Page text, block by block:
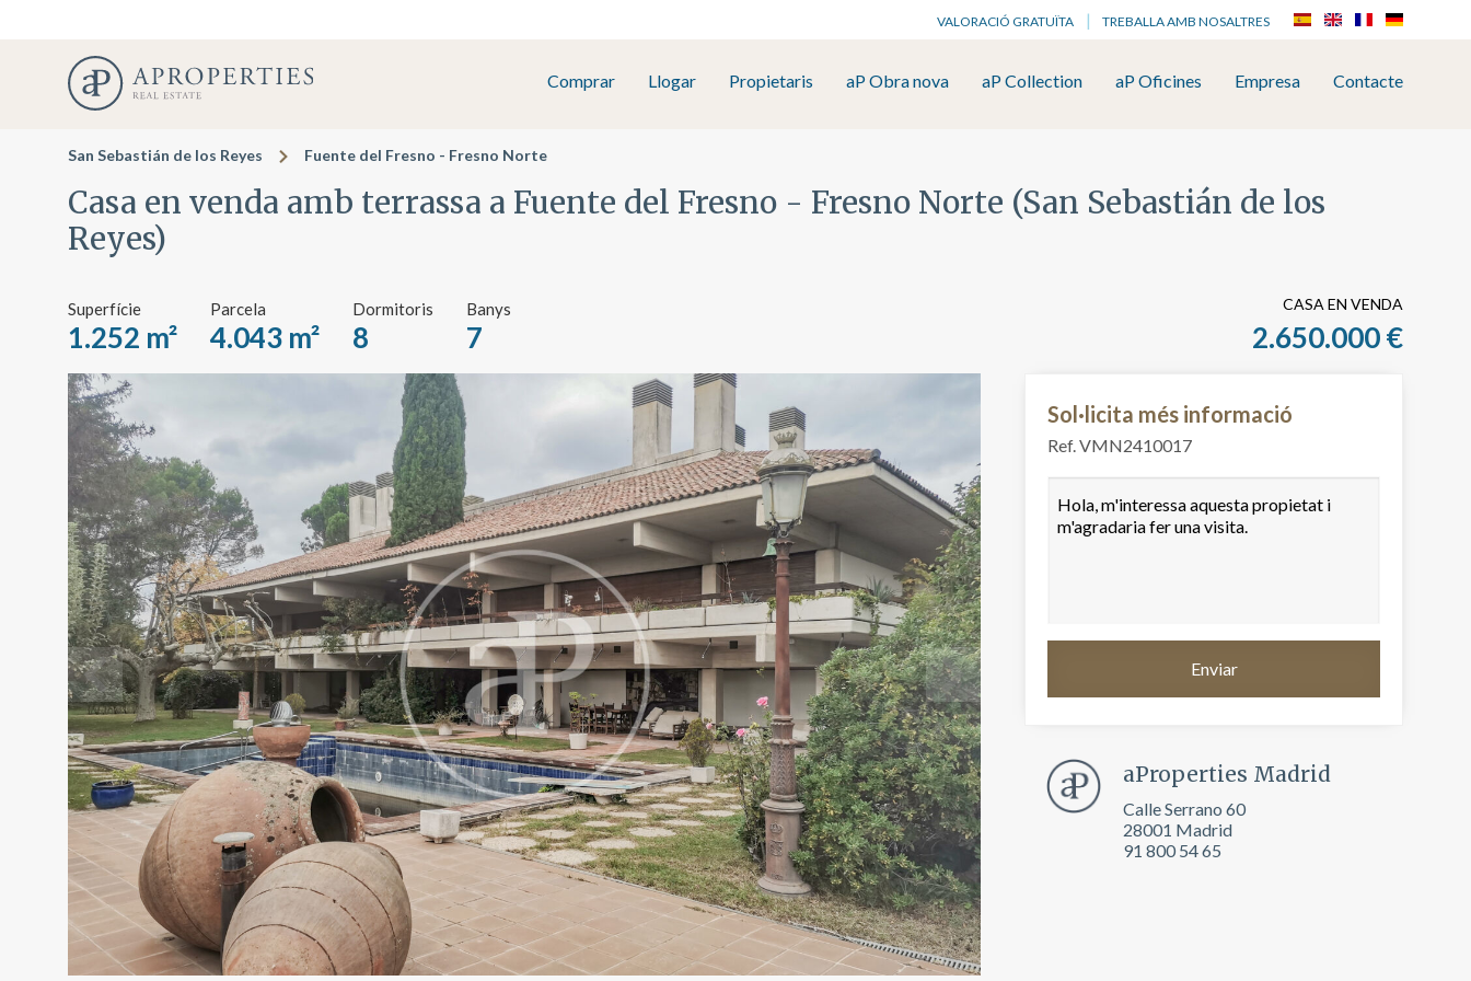
VALORACIÓ GRATUÏTA TREBALLA AMB NOSALTRES
Comprar Llogar Propietaris aP Obra nova aP Collection aP Oficines Empresa Contacte
San Sebastián de los Reyes Fuente del Fresno - Fresno Norte
Casa en venda amb terrassa a Fuente del Fresno - Fresno Norte (San Sebastián de los
Reyes)
Superfície
1.252 m²
Parcela
4.043 m²
Dormitoris
8
Banys
7
CASA EN VENDA
2.650.000 €
Sol·licita més informació
Ref. VMN2410017
aProperties Madrid
Calle Serrano 60
28001 Madrid
91 800 54 65
Modificar cookies
Tècniques i funcionals
Sempre activades
Aquest lloc web utilitza cookies pròpies per recopilar informació amb la finalitat de
millorar els nostres serveis. Si continua navegant, suposa l'acceptació de la instal·lació
de les mateixes. L'usuari té la possibilitat de configurar el navegador podent, si així ho
desitja, impedir que siguin instal·lades al disc dur, encara que haurà de tenir en
compte que aquesta acció podrà ocasionar dificultats de navegació de la pàgina web.